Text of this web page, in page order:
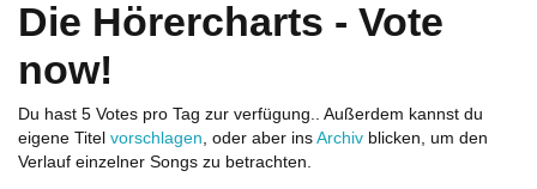
Die Hörercharts - Vote
now!
Du hast 5 Votes pro Tag zur verfügung.. Außerdem kannst du
eigene Titel vorschlagen, oder aber ins Archiv blicken, um den
Verlauf einzelner Songs zu betrachten.